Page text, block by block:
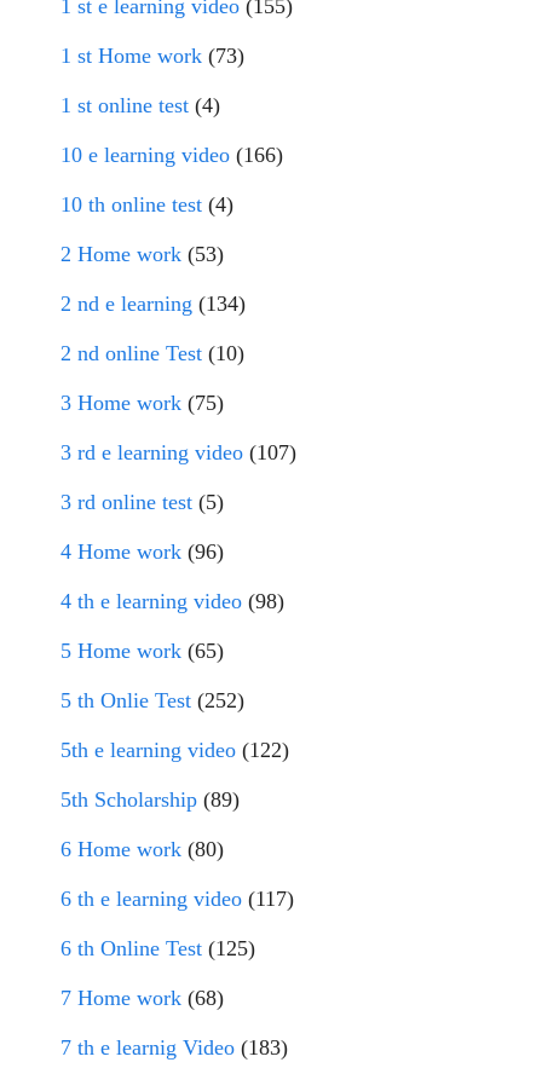
1 st e learning video (155)
1 st Home work (73)
1 st online test (4)
10 e learning video (166)
10 th online test (4)
2 Home work (53)
2 nd e learning (134)
2 nd online Test (10)
3 Home work (75)
3 rd e learning video (107)
3 rd online test (5)
4 Home work (96)
4 th e learning video (98)
5 Home work (65)
5 th Onlie Test (252)
5th e learning video (122)
5th Scholarship (89)
6 Home work (80)
6 th e learning video (117)
6 th Online Test (125)
7 Home work (68)
7 th e learnig Video (183)